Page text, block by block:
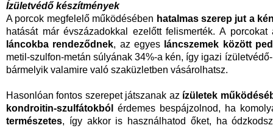
Ízületvédő készítmények
A porcok megfelelő működésében hatalmas szerep jut a
hatását már évszázadokkal ezelőtt felismerték. A
láncokba rendeződnek, az egyes láncszemek között
metil-szulfon-metán súlyának 34%-a kén, így igazi
bármelyik valamire való szaküzletben vásárolhatsz.
Hasonlóan fontos szerepet játszanak az ízületek
kondroitin-szulfátokból
érdemes bespájzolnod, ha
természetes, így akkor is használhatod őket, ha